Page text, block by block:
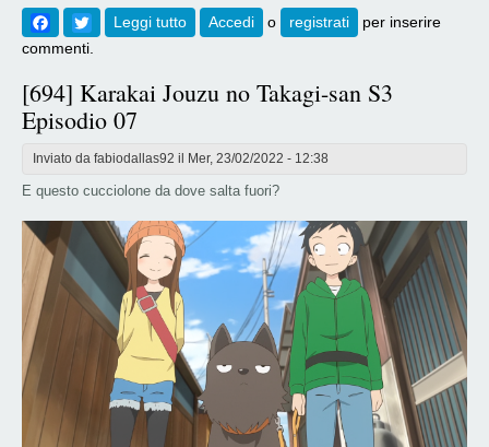
Facebook
Twitter
Leggi tutto su [696] Karakai Jouzu no Takagi-san S3
Episodio 08
Accedi o registrati
per inserire
commenti.
[694] Karakai Jouzu no Takagi-san S3
Episodio 07
Inviato da fabiodallas92 il Mer, 23/02/2022 - 12:38
E questo cucciolone da dove salta fuori?